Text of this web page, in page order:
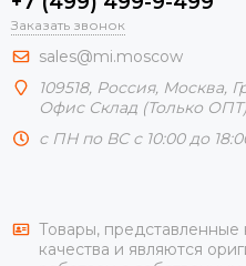
Заказать звонок
sales@mi.moscow
109518, Россия, Москва,
Офис Склад (Только
с ПН по ВС с 10:00 до
Товары,
качества и являются